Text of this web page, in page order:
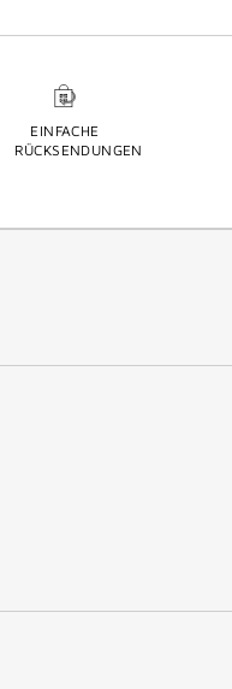
EINFACHE
RÜCKSENDUNGEN